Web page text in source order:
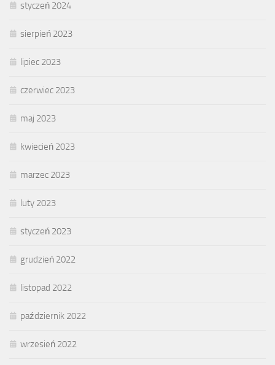
styczeń 2024
sierpień 2023
lipiec 2023
czerwiec 2023
maj 2023
kwiecień 2023
marzec 2023
luty 2023
styczeń 2023
grudzień 2022
listopad 2022
październik 2022
wrzesień 2022